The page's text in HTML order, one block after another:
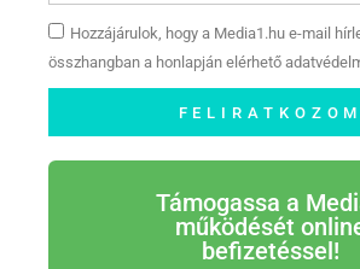
Hozzájárulok, hogy a Media1.hu e-mail
összhangban a honlapján elérhető
FELIRATKOZOM
Támogassa a
működését
befizetéssel!